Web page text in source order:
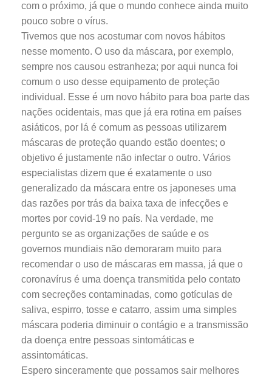
com o próximo, já que o mundo conhece ainda muito
pouco sobre o vírus.
Tivemos que nos acostumar com novos hábitos
nesse momento. O uso da máscara, por exemplo,
sempre nos causou estranheza; por aqui nunca foi
comum o uso desse equipamento de proteção
individual. Esse é um novo hábito para boa parte das
nações ocidentais, mas que já era rotina em países
asiáticos, por lá é comum as pessoas utilizarem
máscaras de proteção quando estão doentes; o
objetivo é justamente não infectar o outro. Vários
especialistas dizem que é exatamente o uso
generalizado da máscara entre os japoneses uma
das razões por trás da baixa taxa de infecções e
mortes por covid-19 no país. Na verdade, me
pergunto se as organizações de saúde e os
governos mundiais não demoraram muito para
recomendar o uso de máscaras em massa, já que o
coronavírus é uma doença transmitida pelo contato
com secreções contaminadas, como gotículas de
saliva, espirro, tosse e catarro, assim uma simples
máscara poderia diminuir o contágio e a transmissão
da doença entre pessoas sintomáticas e
assintomáticas.
Espero sinceramente que possamos sair melhores